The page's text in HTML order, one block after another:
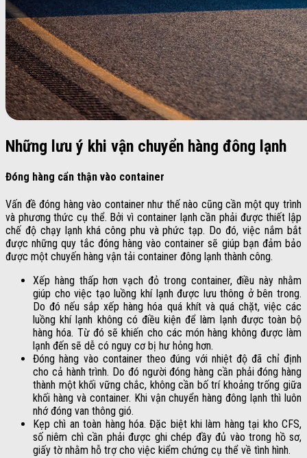
Những lưu ý khi vận chuyển hàng đông lạnh
Đóng hàng cẩn thận vào container
Vấn đề đóng hàng vào container như thế nào cũng cần một quy trình
và phương thức cụ thể. Bởi vì container lạnh cần phải được thiết lập
chế độ chạy lạnh khá công phu và phức tạp. Do đó, việc nắm bắt
được những quy tắc đóng hàng vào container sẽ giúp bạn đảm bảo
được một chuyến hàng vận tải container đông lạnh thành công.
Xếp hàng thấp hơn vạch đỏ trong container, điều này nhằm
giúp cho việc tạo luồng khí lạnh được lưu thông ở bên trong.
Do đó nếu sắp xếp hàng hóa quá khít và quá chặt, việc các
luồng khí lạnh không có điều kiện để làm lạnh được toàn bộ
hàng hóa. Từ đó sẽ khiến cho các món hàng không được làm
lạnh đến sẽ dễ có nguy cơ bị hư hỏng hơn.
Đóng hàng vào container theo đúng với nhiệt độ đã chỉ định
cho cả hành trình. Do đó người đóng hàng cần phải đóng hàng
thành một khối vững chắc, không cần bố trí khoảng trống giữa
khối hàng và container. Khi vận chuyển hàng đông lạnh thì luôn
nhớ đóng van thông gió.
Kẹp chì an toàn hàng hóa. Đặc biệt khi làm hàng tại kho CFS,
số niêm chì cần phải được ghi chép đầy đủ vào trong hồ sơ,
giấy tờ nhằm hỗ trợ cho việc kiểm chứng cụ thể về tình hình.